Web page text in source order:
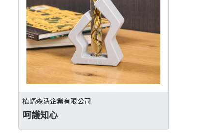
植語森活企業有限公司
呵護知心